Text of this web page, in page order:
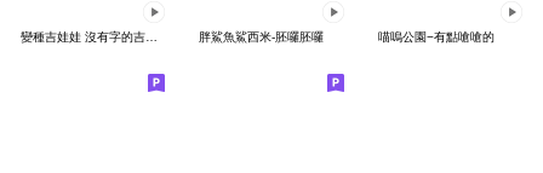
胖鯊魚鯊西米-胚囉胚囉 喵嗚公園−有點嗆嗆的